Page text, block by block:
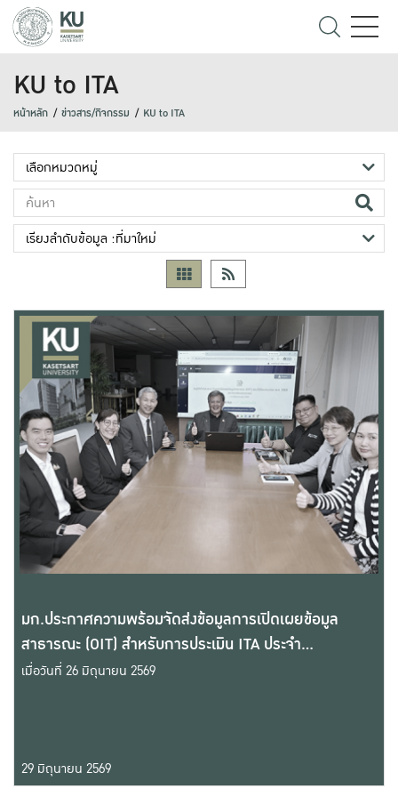
KU to ITA
หน้าหลัก ข่าวสาร/กิจกรรม KU to ITA
มก.ประกาศความพร้อมจัดส่งข้อมูลการเปิดเผยข้อมูล
สาธารณะ (OIT) สำหรับการประเมิน ITA ประจำ
ปีงบประมาณ 2569
เมื่อวันที่ 26 มิถุนายน 2569
29 มิถุนายน 2569